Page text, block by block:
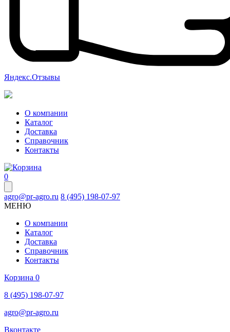
Яндекс.Отзывы
О компании
Каталог
Доставка
Справочник
Контакты
0
agro@pr-agro.ru 8 (495) 198-07-97
МЕНЮ
О компании
Каталог
Доставка
Справочник
Контакты
Корзина 0
8 (495) 198-07-97
agro@pr-agro.ru
Вконтакте